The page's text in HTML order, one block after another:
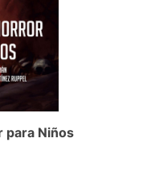
para Niños